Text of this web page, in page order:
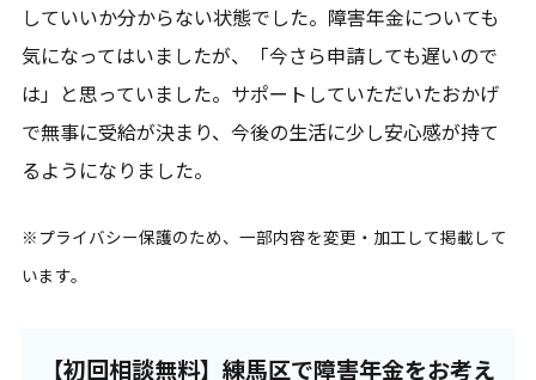
していいか分からない状態でした。障害年金についても
気になってはいましたが、「今さら申請しても遅いので
は」と思っていました。サポートしていただいたおかげ
で無事に受給が決まり、今後の生活に少し安心感が持て
るようになりました。
※プライバシー保護のため、一部内容を変更・加工して掲載して
います。
【初回相談無料】練馬区で障害年金をお考え